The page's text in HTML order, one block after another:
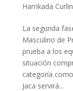
Harrikada
La segunda
Masculino de
prueba a los
situación
categoría
Jaca servirá...